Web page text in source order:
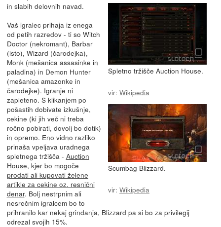
Spletno tržišče Auction House.
vir: Wikipedia
Scumbag Blizzard.
vir: Wikipedia
in slabih delovnih navad.
Vaš igralec prihaja iz enega
od petih razredov - ti so Witch
Doctor (nekromant), Barbar
(isto), Wizard (čarodejka),
Monk (mešanica assasinke in
paladina) in Demon Hunter
(mešanica amazonke in
čarodejke). Igranje ni
zapleteno. S klikanjem po
pošastih dobivate izkušnje,
cekine (ki jih več ni treba
ročno pobirati, dovolj bo dotik)
in opremo. Eno vidno razliko
prinaša vpeljava uradnega
spletnega tržišča - Auction
House, kjer bo mogoče
prodati ali kupovati želene
artikle za cekine oz. resnični
denar. Bolj nestrpnim ali
nesrečnim igralcem bo to
prihranilo kar nekaj grindanja, Blizzard pa si bo za privilegij
odrezal svojih 15%.